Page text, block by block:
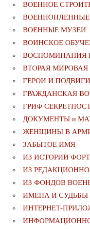
ВОЕННОЕ
ВОЕННЫЕ МУЗЕИ
ВОИНСКОЕ
ВОСПОМИНАНИЯ
ВТОРАЯ МИРОВАЯ
ГЕРОИ И ПОДВИГИ
ГРАЖДАНСКАЯ
ГРИФ
ДОКУМЕНТЫ и
ЖЕНЩИНЫ В
ЗАБЫТОЕ ИМЯ
ИЗ ИСТОРИИ
ИЗ
ИЗ ФОНДОВ
ИМЕНА И СУДЬБЫ
ИНТЕРНЕТ-